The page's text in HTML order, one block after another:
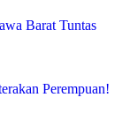
Barat Tuntas
Perempuan!